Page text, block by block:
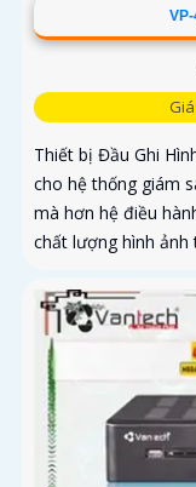
Thiết bị Đầu Ghi
cho hệ thống giám
mà hơn hệ điều
chất lượng hình ảnh